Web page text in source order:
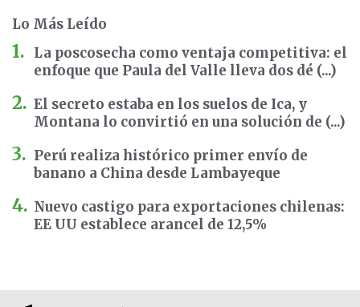
Lo Más Leído
La poscosecha como ventaja competitiva: el
enfoque que Paula del Valle lleva dos dé (...)
El secreto estaba en los suelos de Ica, y
Montana lo convirtió en una solución de (...)
Perú realiza histórico primer envío de
banano a China desde Lambayeque
Nuevo castigo para exportaciones chilenas:
EE UU establece arancel de 12,5%